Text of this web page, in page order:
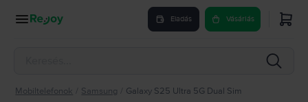
Eladás Vásárlás
Mobiltelefonok Samsung Galaxy S25 Ultra 5G Dual Sim